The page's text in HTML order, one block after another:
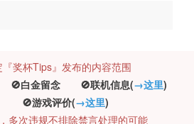
奖杯Tips』发布的内容范围
白金留念 🚫联机信息(→这里)
🚫游戏评价(→这里)
多次违规不排除禁言处理的可能